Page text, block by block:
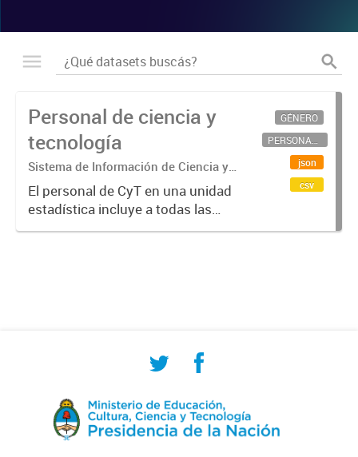
Personal de ciencia y
tecnología
Sistema de Información de Ciencia y
Tecnología Argentino (SICYTAR)
El personal de CyT en una unidad
estadística incluye a todas las
personas involucradas
GÉNERO
PERSONAL CIENTÍFICO-TECNOLÓGICO
json
csv